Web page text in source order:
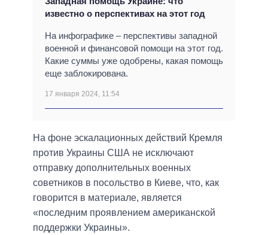
известно о перспективах на этот год
На инфографике – перспективы западной
военной и финансовой помощи на этот год.
Какие суммы уже одобрены, какая помощь
еще заблокирована.
17 января 2024, 11:54
На фоне эскалационных действий Кремля
против Украины США не исключают
отправку дополнительных военных
советников в посольство в Киеве, что, как
говорится в материале, является
«последним проявлением американской
поддержки Украины».